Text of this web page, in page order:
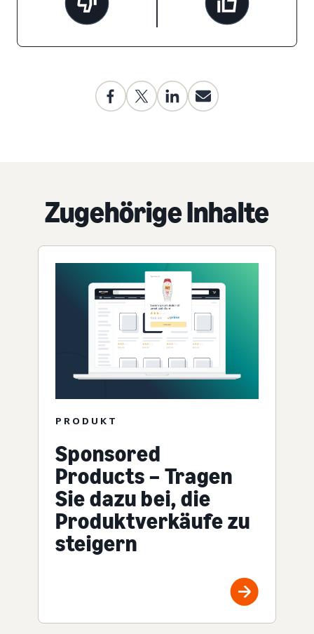
Zugehörige Inhalte
PRODUKT
Sponsored
Products – Tragen
Sie dazu bei, die
Produktverkäufe zu
steigern